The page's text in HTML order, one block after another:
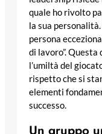
quale ho rivolto
la sua
persona
di lavoro”.
l’umiltà del
rispetto che si
elementi
successo.
Un gruppo